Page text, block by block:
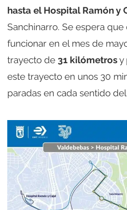
hasta el Hospital Ramón y
Sanchinarro. Se espera que
funcionar en el mes de
trayecto de 31 kilómetrosy
este trayecto en unos 30
paradas en cada sentido